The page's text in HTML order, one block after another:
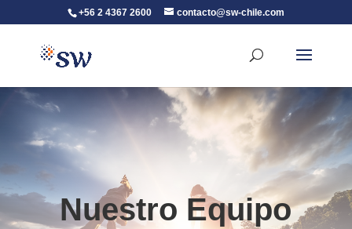
+56 2 4367 2600 contacto@sw-chile.com
Nuestro Equipo